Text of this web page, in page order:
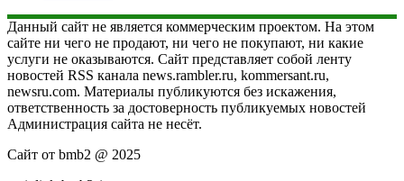
Данный сайт не является коммерческим проектом. На этом
сайте ни чего не продают, ни чего не покупают, ни какие
услуги не оказываются. Сайт представляет собой ленту
новостей RSS канала news.rambler.ru, kommersant.ru,
newsru.com. Материалы публикуются без искажения,
ответственность за достоверность публикуемых новостей
Администрация сайта не несёт.
Сайт от bmb2 @ 2025